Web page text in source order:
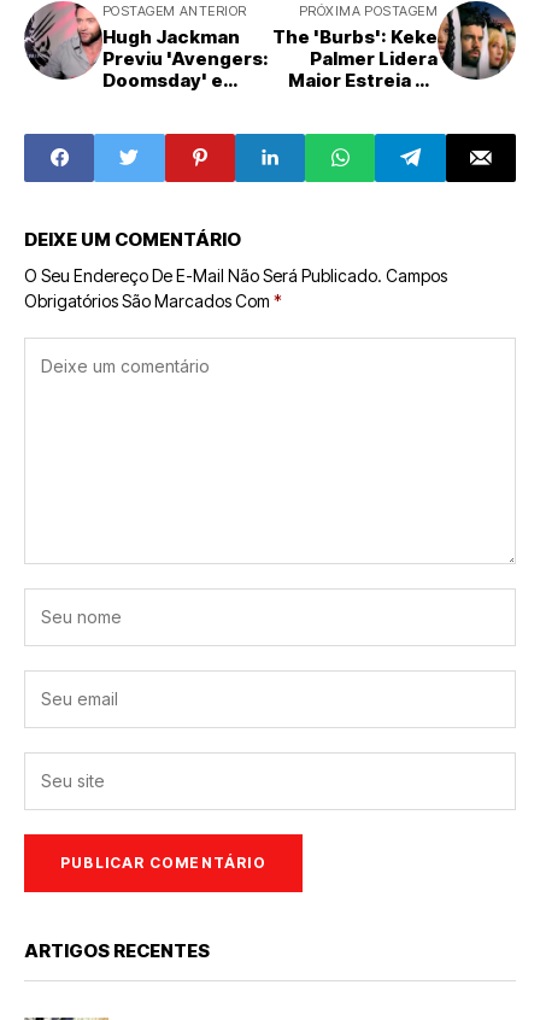
POSTAGEM ANTERIOR
Hugh Jackman
Previu 'Avengers:
Doomsday' e
Década
PRÓXIMA POSTAGEM
The 'Burbs': Keke
Palmer Lidera
Maior Estreia da
DEIXE UM COMENTÁRIO
O Seu Endereço De E-Mail Não Será Publicado. Campos
Obrigatórios São Marcados Com *
ARTIGOS RECENTES